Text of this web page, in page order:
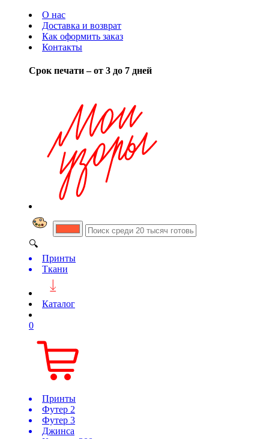
О нас
Доставка и возврат
Как оформить заказ
Контакты
Срок печати – от 3 до 7 дней
🔍
Принты
Ткани
Каталог
0
Принты
Футер 2
Футер 3
Джинса